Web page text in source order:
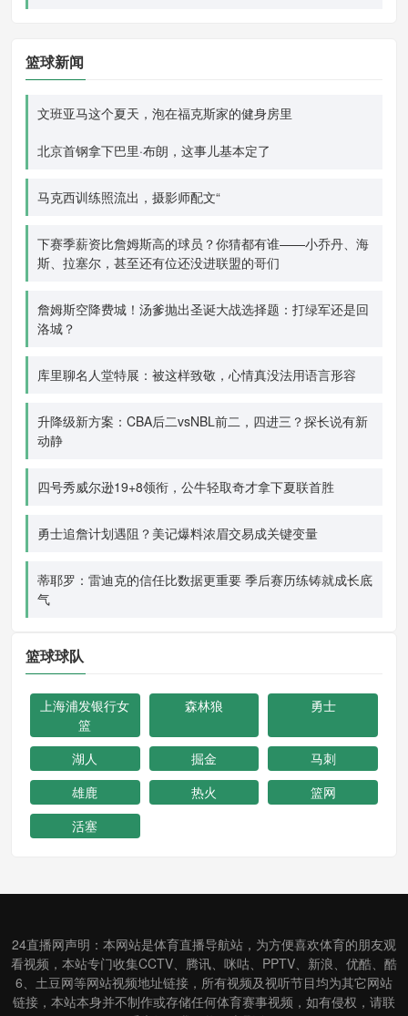
篮球新闻
文班亚马这个夏天，泡在福克斯家的健身房里
北京首钢拿下巴里·布朗，这事儿基本定了
马克西训练照流出，摄影师配文“
下赛季薪资比詹姆斯高的球员？你猜都有谁——小乔丹、海
斯、拉塞尔，甚至还有位还没进联盟的哥们
詹姆斯空降费城！汤爹抛出圣诞大战选择题：打绿军还是回
洛城？
库里聊名人堂特展：被这样致敬，心情真没法用语言形容
升降级新方案：CBA后二vsNBL前二，四进三？探长说有新
动静
四号秀威尔逊19+8领衔，公牛轻取奇才拿下夏联首胜
勇士追詹计划遇阻？美记爆料浓眉交易成关键变量
蒂耶罗：雷迪克的信任比数据更重要 季后赛历练铸就成长底
气
篮球球队
上海浦发银行女
篮
森林狼 勇士
湖人 掘金
马刺
雄鹿
热火
篮网
活塞
24直播网声明：本网站是体育直播导航站，为方便喜欢体育的朋友观
看视频，本站专门收集CCTV、腾讯、咪咕、PPTV、新浪、优酷、酷
6、土豆网等网站视频地址链接，所有视频及视听节目均为其它网站
链接，本站本身并不制作或存储任何体育赛事视频，如有侵权，请联